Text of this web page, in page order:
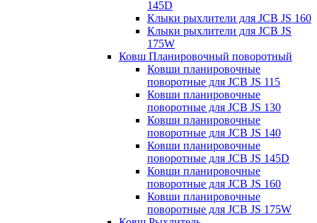
145D
Клыки рыхлители для JCB JS 160
Клыки рыхлители для JCB JS
175W
Ковш Планировочный поворотный
Ковши планировочные
поворотные для JCB JS 115
Ковши планировочные
поворотные для JCB JS 130
Ковши планировочные
поворотные для JCB JS 140
Ковши планировочные
поворотные для JCB JS 145D
Ковши планировочные
поворотные для JCB JS 160
Ковши планировочные
поворотные для JCB JS 175W